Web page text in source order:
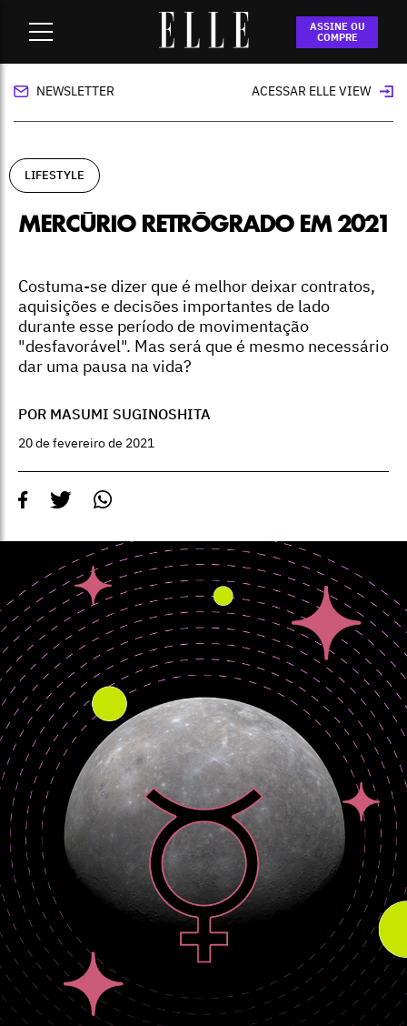
ASSINE OU
COMPRE
Mercúrio retrógrado em 2021
NEWSLETTER ACESSAR ELLE VIEW
LIFESTYLE
MERCÚRIO RETRÓGRADO EM 2021
Costuma-se dizer que é melhor deixar contratos,
aquisições e decisões importantes de lado
durante esse período de movimentação
"desfavorável". Mas será que é mesmo necessário
dar uma pausa na vida?
POR MASUMI SUGINOSHITA
20 de fevereiro de 2021